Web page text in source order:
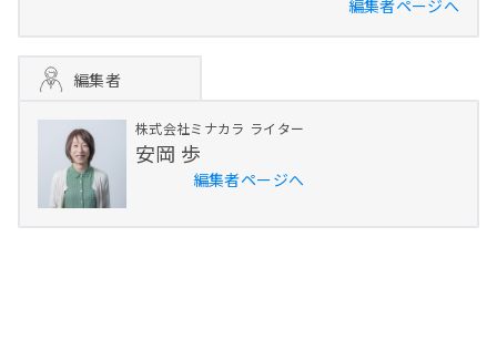
編集者ページへ
編集者
株式会社ミナカラ ライター
安岡 歩
編集者ページへ